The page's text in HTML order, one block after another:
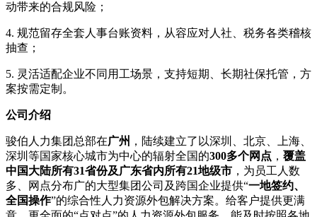
动带来的合规风险；
4. 规范留存全套人事台账资料，从容应对人社、税务各类稽核
抽查；
5. 灵活适配企业不同用工场景，支持短期、长期社保托管，方
案按需定制。
公司介绍
骏伯人力集团总部在广州 ，陆续建立了以深圳、北京、上海、
深圳等国家核心城市为中心的辐射全国的300多个网点 ， 覆盖
中国大陆所有31省份及广东省内所有21地级市 ，为员工人数
多、网点分布广的大型集团公司及跨国企业提供“一地签约、
全国操作”的综合性人力资源外包解决方案。给客户提供更满